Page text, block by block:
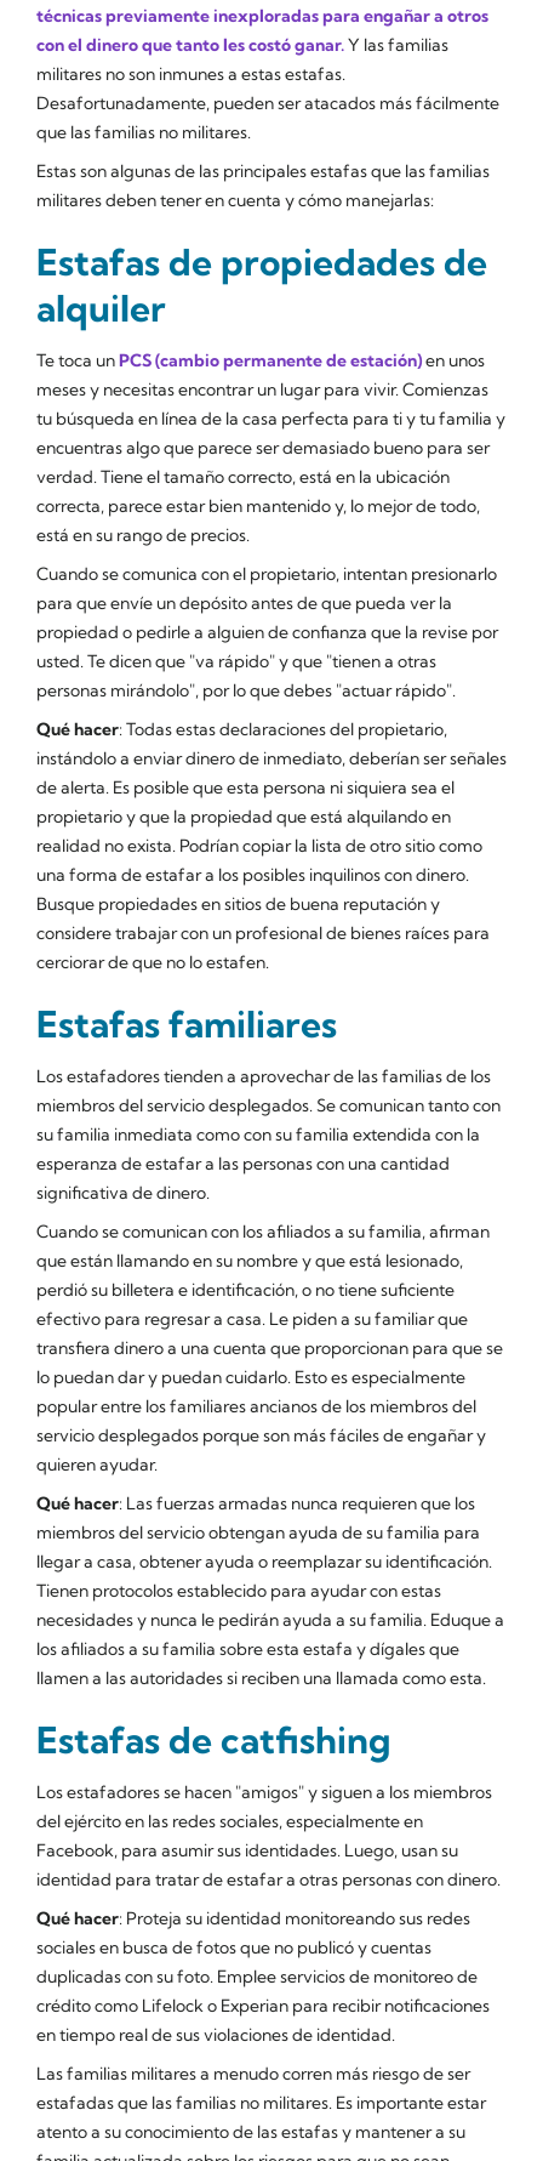
técnicas previamente inexploradas para engañar a otros
con el dinero que tanto les costó ganar.Y las familias
militares no son inmunes a estas estafas.
Desafortunadamente, pueden ser atacados más fácilmente
que las familias no militares.
Estas son algunas de las principales estafas que las familias
militares deben tener en cuenta y cómo manejarlas:
Estafas de propiedades de
alquiler
Te toca unPCS (cambio permanente de estación)en unos
meses y necesitas encontrar un lugar para vivir. Comienzas
tu búsqueda en línea de la casa perfecta para ti y tu familia y
encuentras algo que parece ser demasiado bueno para ser
verdad. Tiene el tamaño correcto, está en la ubicación
correcta, parece estar bien mantenido y, lo mejor de todo,
está en su rango de precios.
Cuando se comunica con el propietario, intentan presionarlo
para que envíe un depósito antes de que pueda ver la
propiedad o pedirle a alguien de confianza que la revise por
usted. Te dicen que "va rápido" y que "tienen a otras
personas mirándolo", por lo que debes "actuar rápido".
Qué hacer: Todas estas declaraciones del propietario,
instándolo a enviar dinero de inmediato, deberían ser señales
de alerta. Es posible que esta persona ni siquiera sea el
propietario y que la propiedad que está alquilando en
realidad no exista. Podrían copiar la lista de otro sitio como
una forma de estafar a los posibles inquilinos con dinero.
Busque propiedades en sitios de buena reputación y
considere trabajar con un profesional de bienes raíces para
cerciorar de que no lo estafen.
Estafas familiares
Los estafadores tienden a aprovechar de las familias de los
miembros del servicio desplegados. Se comunican tanto con
su familia inmediata como con su familia extendida con la
esperanza de estafar a las personas con una cantidad
significativa de dinero.
Cuando se comunican con los afiliados a su familia, afirman
que están llamando en su nombre y que está lesionado,
perdió su billetera e identificación, o no tiene suficiente
efectivo para regresar a casa. Le piden a su familiar que
transfiera dinero a una cuenta que proporcionan para que se
lo puedan dar y puedan cuidarlo. Esto es especialmente
popular entre los familiares ancianos de los miembros del
servicio desplegados porque son más fáciles de engañar y
quieren ayudar.
Qué hacer: Las fuerzas armadas nunca requieren que los
miembros del servicio obtengan ayuda de su familia para
llegar a casa, obtener ayuda o reemplazar su identificación.
Tienen protocolos establecido para ayudar con estas
necesidades y nunca le pedirán ayuda a su familia. Eduque a
los afiliados a su familia sobre esta estafa y dígales que
llamen a las autoridades si reciben una llamada como esta.
Estafas de catfishing
Los estafadores se hacen "amigos" y siguen a los miembros
del ejército en las redes sociales, especialmente en
Facebook, para asumir sus identidades. Luego, usan su
identidad para tratar de estafar a otras personas con dinero.
Qué hacer: Proteja su identidad monitoreando sus redes
sociales en busca de fotos que no publicó y cuentas
duplicadas con su foto. Emplee servicios de monitoreo de
crédito como Lifelock o Experian para recibir notificaciones
en tiempo real de sus violaciones de identidad.
Las familias militares a menudo corren más riesgo de ser
estafadas que las familias no militares. Es importante estar
atento a su conocimiento de las estafas y mantener a su